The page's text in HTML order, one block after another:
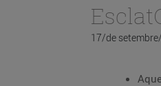
17/de